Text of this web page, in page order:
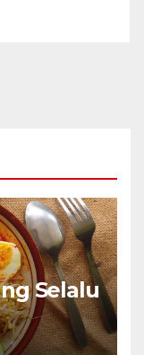
Selalu